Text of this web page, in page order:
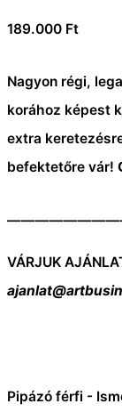
189.000 Ft
Nagyon régi,
korához képest
extra
befektetőre vár!
VÁRJUK
Pipázó férfi -